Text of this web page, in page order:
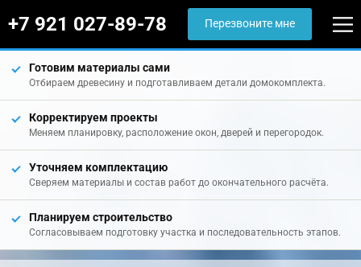
+7 921 027-89-78 Перезвоните мне
Готовим материалы сами
Отбираем древесину и подготавливаем детали домокомплекта.
Корректируем проекты
Меняем планировку, расположение окон, дверей и перегородок.
Уточняем комплектацию
Сверяем материалы и состав работ до окончательного расчёта.
Планируем строительство
Согласовываем подготовку участка и последовательность этапов.